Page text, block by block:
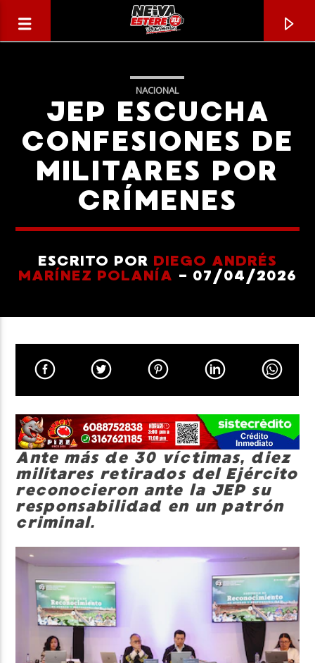
CANCIÓN ACTUAL
Neiva Estereo
NACIONAL
JEP ESCUCHA
CONFESIONES DE
MILITARES POR
CRÍMENES
ESCRITO POR DIEGO ANDRÉS
MARÍNEZ POLANÍA - 07/04/2026
Ante más de 30 víctimas, diez
militares retirados del Ejército
reconocieron ante la JEP su
responsabilidad en un patrón
criminal.